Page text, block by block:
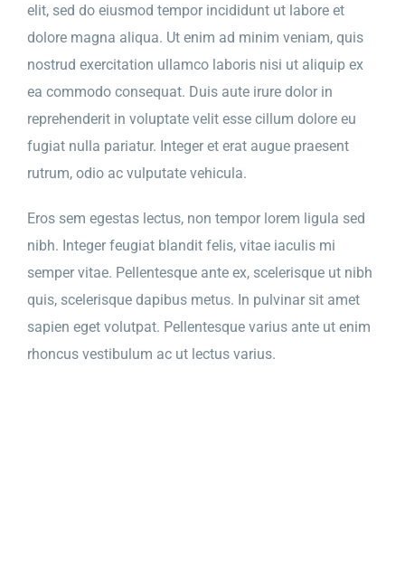
elit, sed do eiusmod tempor incididunt ut labore et
dolore magna aliqua. Ut enim ad minim veniam, quis
nostrud exercitation ullamco laboris nisi ut aliquip ex
ea commodo consequat. Duis aute irure dolor in
reprehenderit in voluptate velit esse cillum dolore eu
fugiat nulla pariatur. Integer et erat augue praesent
rutrum, odio ac vulputate vehicula.
Eros sem egestas lectus, non tempor lorem ligula sed
nibh. Integer feugiat blandit felis, vitae iaculis mi
semper vitae. Pellentesque ante ex, scelerisque ut nibh
quis, scelerisque dapibus metus. In pulvinar sit amet
sapien eget volutpat. Pellentesque varius ante ut enim
rhoncus vestibulum ac ut lectus varius.